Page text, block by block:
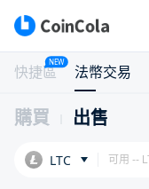
快捷區
NEW
法幣交易
購買 出售
LTC